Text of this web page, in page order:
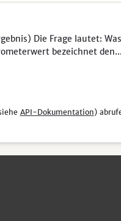
Die Frage lautet:
bezeichnet den...
API-Dokumentation)